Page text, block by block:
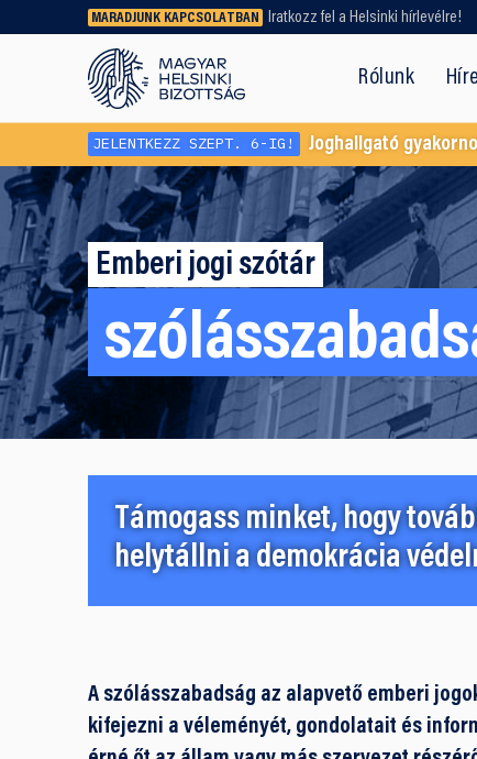
MARADJUNK KAPCSOLATBAN Iratkozz fel a Helsinki hírlevélre!
Rólunk
Régebbi tartalmat vagy
dokumentumot keresel? Használd a
keresőnket!
JELENTKEZZ SZEPT. 6-IG! Joghallgató
Emberi jogi szótár
Támogass minket, hogy
helytállni a demokrácia
A szólásszabadság az alapvető emberi
kifejezni a véleményét, gondolatait és